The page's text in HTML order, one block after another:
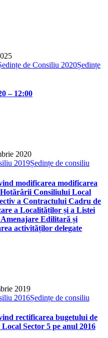
de Consiliu 2020Ședințe
– 12:00
2020
2019Ședințe de consiliu
modificarea modificarea
Hotărârii Consiliului Local
a Contractului Cadru de
a Localităților și a Listei
Edilitară și
activităților delegate
2019
2016Ședințe de consiliu
rectificarea bugetului de
Sector 5 pe anul 2016